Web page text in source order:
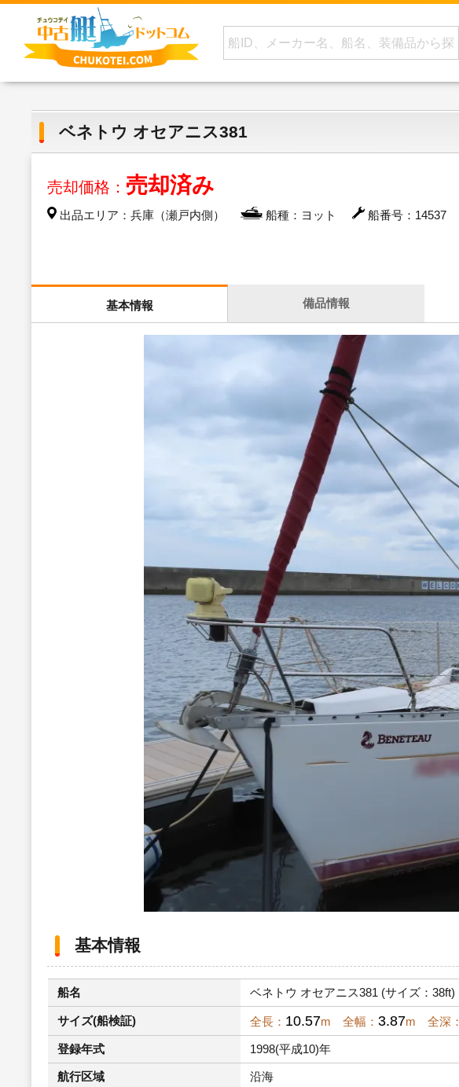
ベネトウ オセアニス381
売却価格： 売却済み
出品エリア：兵庫（瀬戸内側） 船種：ヨット 船番号：14537
基本情報 備品情報
基本情報
船名 ベネトウ オセアニス381 (サイズ：38ft)
サイズ(船検証) 全長： 10.57m 全幅： 3.87m 全深：
登録年式 1998(平成10)年
航行区域 沿海